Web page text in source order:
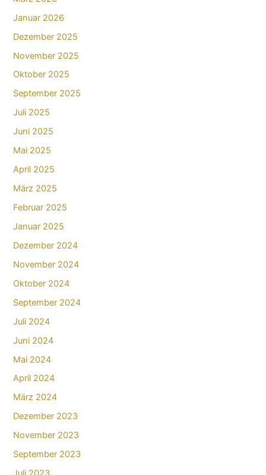
Januar 2026
Dezember 2025
November 2025
Oktober 2025
September 2025
Juli 2025
Juni 2025
Mai 2025
April 2025
März 2025
Februar 2025
Januar 2025
Dezember 2024
November 2024
Oktober 2024
September 2024
Juli 2024
Juni 2024
Mai 2024
April 2024
März 2024
Dezember 2023
November 2023
September 2023